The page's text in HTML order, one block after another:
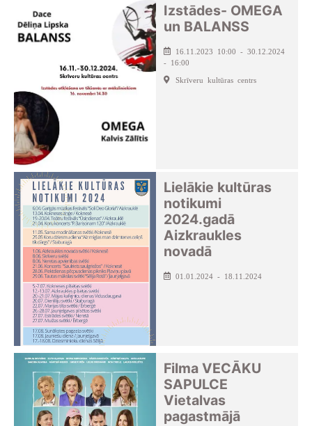
Izstādes- OMEGA
un BALANSS
16.11.2023 10:00 - 30.12.2024
- 16:00
Skrīveru kultūras centrs
Lielākie kultūras
notikumi
2024.gadā
Aizkraukles
novadā
01.01.2024 - 18.11.2024
Filma VECĀKU
SAPULCE
Vietalvas
pagastmājā